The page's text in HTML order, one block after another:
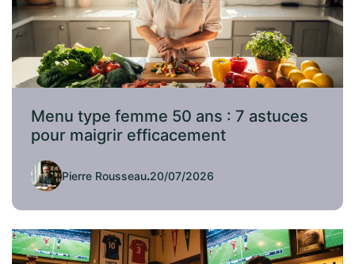
Menu type femme 50 ans : 7 astuces
pour maigrir efficacement
Pierre Rousseau.20/07/2026